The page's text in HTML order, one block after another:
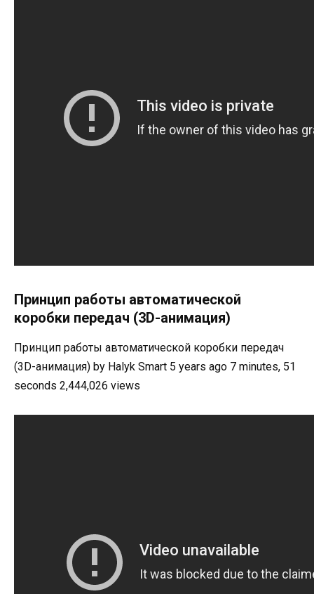
Принцип работы автоматической
коробки передач (3D-анимация)
Принцип работы автоматической коробки передач
(3D-анимация) by Halyk Smart 5 years ago 7 minutes, 51
seconds 2,444,026 views